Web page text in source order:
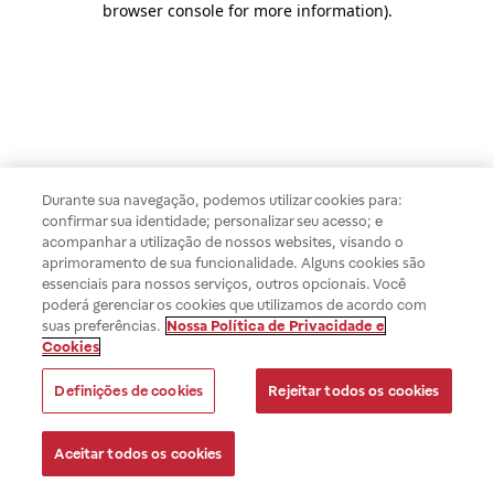
browser console for more information).
Durante sua navegação, podemos utilizar cookies para:
confirmar sua identidade; personalizar seu acesso; e
acompanhar a utilização de nossos websites, visando o
aprimoramento de sua funcionalidade. Alguns cookies são
essenciais para nossos serviços, outros opcionais. Você
poderá gerenciar os cookies que utilizamos de acordo com
suas preferências. Nossa Política de Privacidade e
Cookies
Definições de cookies Rejeitar todos os cookies
Aceitar todos os cookies